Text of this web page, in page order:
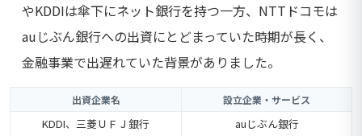
やKDDIは傘下にネット銀行を持つ一方、NTTドコモは
auじぶん銀行への出資にとどまっていた時期が長く、
金融事業で出遅れていた背景がありました。
出資企業名 設立企業・サービス
KDDI、三菱ＵＦＪ銀行
auじぶん銀行